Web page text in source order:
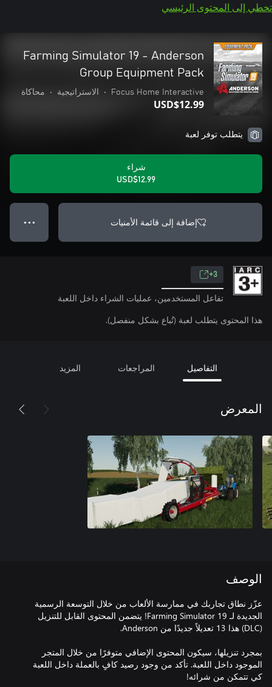
تخطي إلى المحتوى الرئيسي
Farming Simulator 19 - Anderson
Group Equipment Pack
Focus Home Interactive
• الاستراتيجية • محاكاة
USD$12.99
يتطلب توفر لعبة
شراء
USD$12.99
إضافة إلى قائمة الأمنيات ● ● ●
3+
تفاعل المستخدمين، عمليات الشراء داخل اللعبة
هذا المحتوى يتطلب لعبة (تُباع بشكل منفصل).
التفاصيل المراجعات المزيد
المعرض
الوصف
عزّز نطاق تجاربك في ممارسة الألعاب من خلال التوسعة الرسمية
الجديدة لـ Farming Simulator 19! يتضمن المحتوى القابل للتنزيل
بمجرد تنزيلها، سيكون المحتوى الإضافي متوفرًا من خلال المتجر
الموجود داخل اللعبة. تأكد من وجود رصيد كافٍ بالعملة داخل اللعبة
كي تتمكن من شرائه!